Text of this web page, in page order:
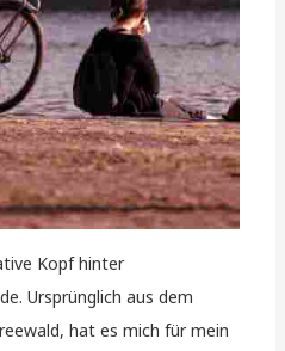
Kopf hinter
Ursprünglich aus dem
hat es mich für mein